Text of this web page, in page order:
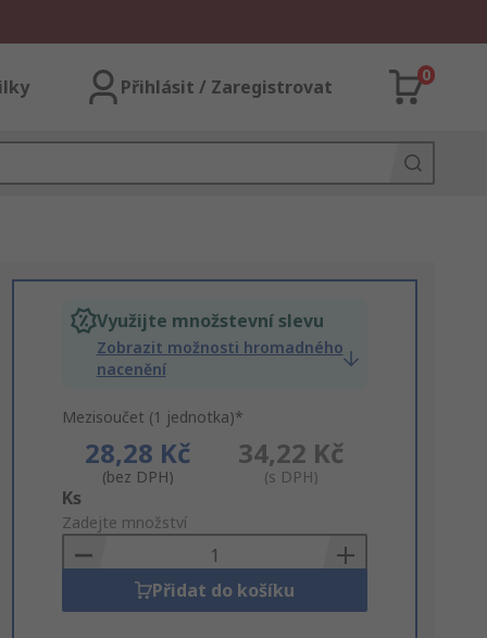
Přihlásit / Zaregistrovat
0
Využijte množstevní slevu
Zobrazit možnosti hromadného
nacenění
Mezisoučet (1 jednotka)*
28,28 Kč
(bez DPH)
34,22 Kč
(s DPH)
Add
to
Basket
Ks
Zadejte množství
Přidat do košíku